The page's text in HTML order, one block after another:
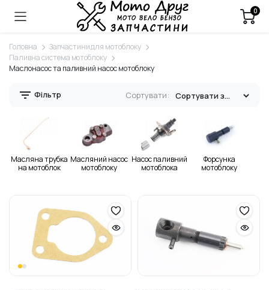
0
Головна
Запчастини для мотоблоку
Паливна система мотоблоку
Маслонасос та паливний насос мотоблоку
Фільтр Сортувати:
Масляна трубка
на мотоблок
Масляний насос
мотоблоку
Насос паливний
мотоблока
Форсунка
мотоблоку